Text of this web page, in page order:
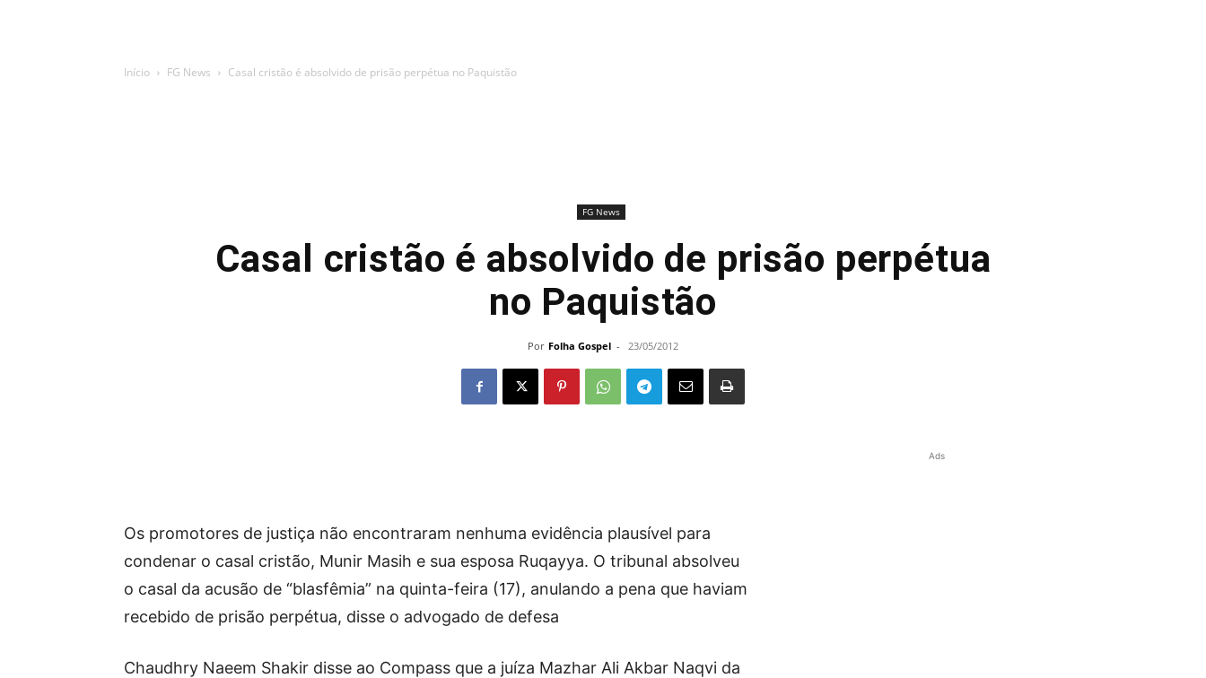
Início FG News Casal cristão é absolvido de prisão perpétua no Paquistão
FG News
Casal cristão é absolvido de prisão perpétua
no Paquistão
Por Folha Gospel - 23/05/2012
Os promotores de justiça não encontraram nenhuma evidência plausível para
condenar o casal cristão, Munir Masih e sua esposa Ruqayya. O tribunal absolveu
o casal da acusão de “blasfêmia” na quinta-feira (17), anulando a pena que haviam
recebido de prisão perpétua, disse o advogado de defesa
Chaudhry Naeem Shakir disse ao Compass que a juíza Mazhar Ali Akbar Naqvi da
Ads